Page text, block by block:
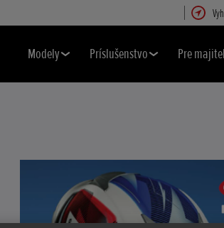
Modely Príslušenstvo Pre